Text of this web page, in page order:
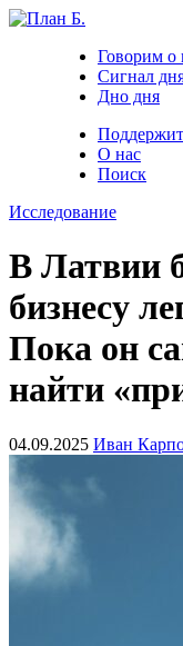
Говорим о
Сигнал
Дно дня
О нас
Поиск
Исследование
В Латвии
бизнесу
Пока он
найти
04.09.2025 Иван